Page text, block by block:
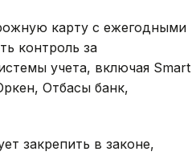
карту с ежегодными
контроль за
учета, включая Smart
Отбасы банк,
закрепить в законе,